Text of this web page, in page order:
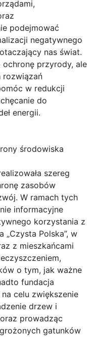
podejmować
negatywnego
nas świat.
ochronę przyrody, ale
rozwiązań
w redukcji
do
energii.
środowiska
szereg
zasobów
W ramach tych
informacyjne
korzystania z
„Czysta Polska”, w
z mieszkańcami
o tym, jak ważne
fundacja
celu zwiększenie
drzew i
prowadząc
gatunków